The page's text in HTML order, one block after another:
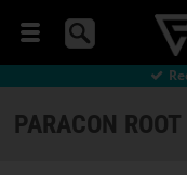
MUIZEN
PARACON